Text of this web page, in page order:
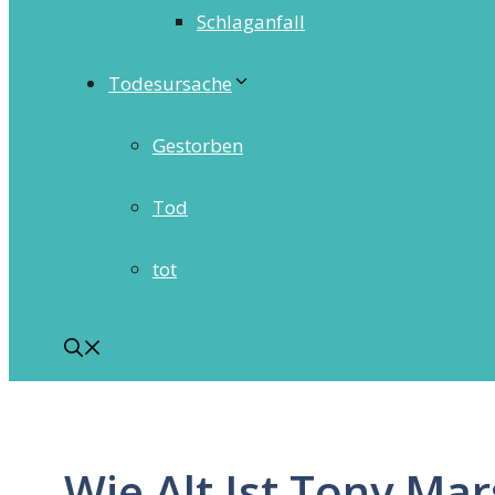
Schlaganfall
Todesursache
Gestorben
Tod
tot